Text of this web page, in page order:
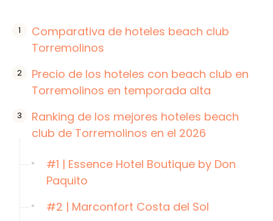
Comparativa de hoteles beach club
Torremolinos
Precio de los hoteles con beach club en
Torremolinos en temporada alta
Ranking de los mejores hoteles beach
club de Torremolinos en el 2026
#1 | Essence Hotel Boutique by Don
Paquito
#2 | Marconfort Costa del Sol